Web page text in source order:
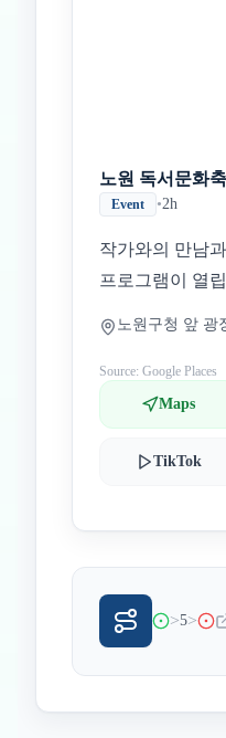
노원 독서문화축
Event •2h
작가와의 만남
프로그램이 열
노원구청 앞 광
Source: Google Places
Maps
TikTok
>5>